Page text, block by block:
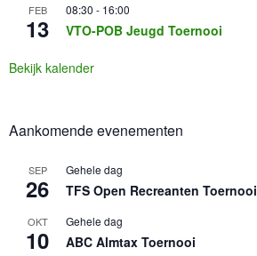
FEB
13
08:30 - 16:00
VTO-POB Jeugd Toernooi
Bekijk kalender
Aankomende evenementen
SEP
26
Gehele dag
TFS Open Recreanten Toernooi
OKT
10
Gehele dag
ABC Almtax Toernooi